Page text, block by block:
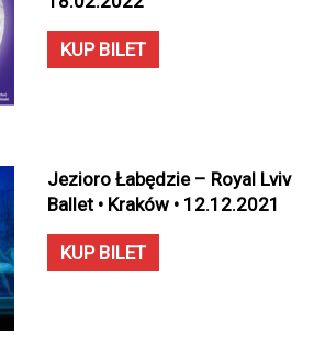
KUP BILET
Jezioro Łabędzie – Royal Lviv
Ballet • Kraków • 12.12.2021
KUP BILET